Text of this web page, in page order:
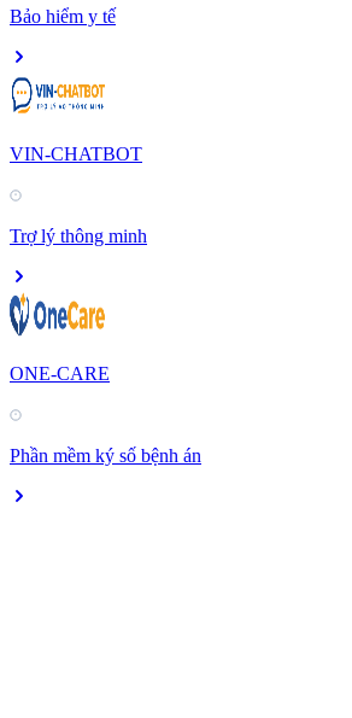
Bảo hiểm y tế
VIN-CHATBOT
Trợ lý thông minh
ONE-CARE
Phần mềm ký số bệnh án